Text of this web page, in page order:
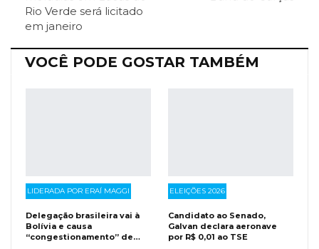
Facebook Messenger
Rio Verde será licitado
em janeiro
VOCÊ PODE GOSTAR TAMBÉM
LIDERADA POR ERAÍ MAGGI
Delegação brasileira vai à
Bolívia e causa
“congestionamento” de…
ELEIÇÕES 2026
Candidato ao Senado,
Galvan declara aeronave
por R$ 0,01 ao TSE